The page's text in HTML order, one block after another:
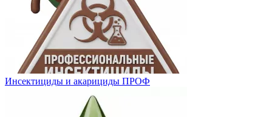
Инсектициды и акарициды ПРОФ